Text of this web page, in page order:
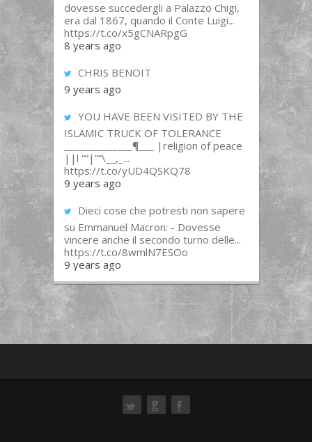
dovesse succedergli a Palazzo Chigi,
era dal 1867, quando il Conte Luigi...
https://t.co/x5gCNARpgG
8 years ago
CHRIS BENOIT
9 years ago
YOU HAVE BEEN VISITED BY THE
ISLAMIC TRUCK OF TOLERANCE
______________¶___ |religion of peace
||l “”|””\__,_...
https://t.co/yUD4QSKQ78
9 years ago
Dieci cose che potresti non sapere
su Emmanuel Macron: - Dovesse
vincere anche il secondo turno delle...
https://t.co/8wmlN7ESOo
9 years ago